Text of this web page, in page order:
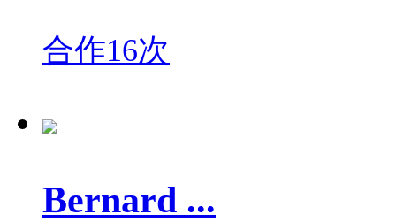
合作16次
Bernard ...